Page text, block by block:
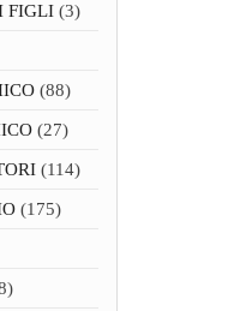
FIGLI(3)
(88)
(27)
(114)
(175)